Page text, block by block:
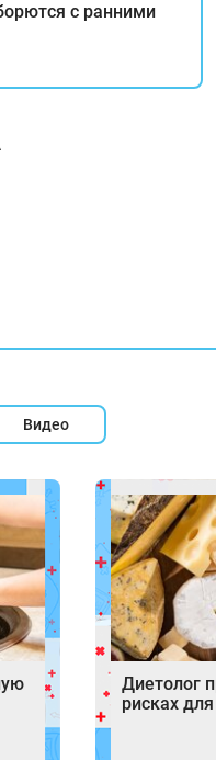
с ранними
Видео
Диетолог
рисках